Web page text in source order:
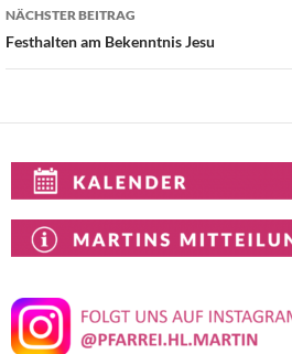
NÄCHSTER BEITRAG
Festhalten am Bekenntnis Jesu